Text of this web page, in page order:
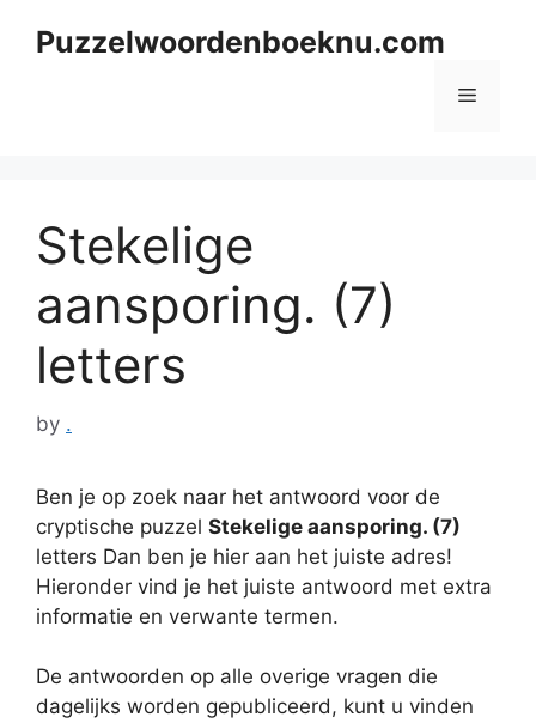
Puzzelwoordenboeknu.com
Menu
Stekelige
aansporing. (7)
letters
by .
Ben je op zoek naar het antwoord voor de
cryptische puzzel Stekelige aansporing. (7)
letters Dan ben je hier aan het juiste adres!
Hieronder vind je het juiste antwoord met extra
informatie en verwante termen.
De antwoorden op alle overige vragen die
dagelijks worden gepubliceerd, kunt u vinden